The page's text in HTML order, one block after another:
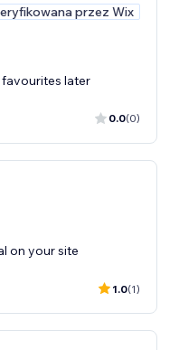
przez Wix
favourites later
0.0(0)
on your site
1.0(1)